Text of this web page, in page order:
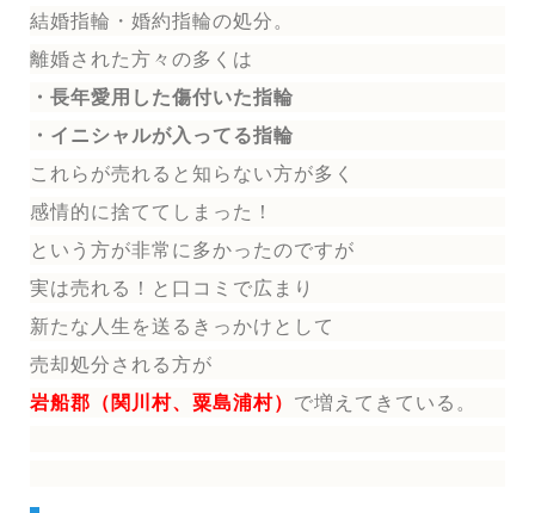
結婚指輪 ・婚約指輪の処分。
離婚された方々の多くは
・長年愛用した傷付いた指輪
・イニシャルが入ってる指輪
これらが売れると知らない方が多く
感情的に捨ててしまった！
という方が非常に多かったのですが
実は売れる！と口コミで広まり
新たな人生を送る きっかけとして
売却処分される方が
岩船郡（関川村、粟島浦村） で増えてきている。